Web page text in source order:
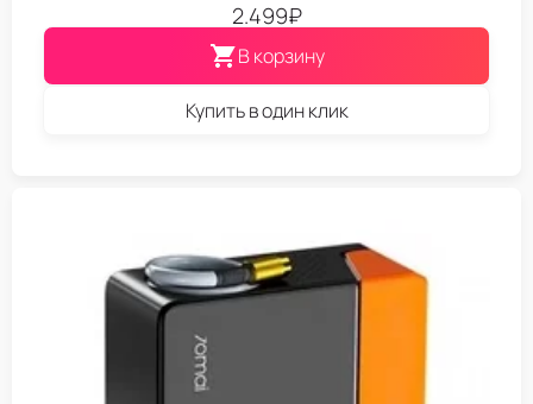
2.499₽
В корзину
Купить в один клик